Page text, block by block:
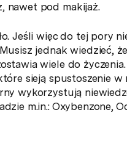
nawet pod makijaż.
Jeśli więc do tej pory
jednak wiedzieć,
wiele do
sieją spustoszenie
wykorzystują
m.in.: Oxybenzone,